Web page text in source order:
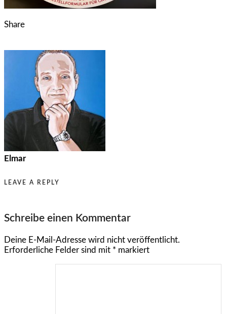
Share
Elmar
LEAVE A REPLY
Schreibe einen Kommentar
Deine E-Mail-Adresse wird nicht veröffentlicht.
Erforderliche Felder sind mit * markiert